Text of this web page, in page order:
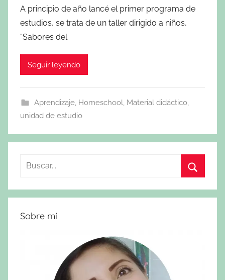
A principio de año lancé el primer programa de
estudios, se trata de un taller dirigido a niños,
“Sabores del
Seguir leyendo
Aprendizaje, Homeschool, Material didáctico,
unidad de estudio
Buscar:
Sobre mí